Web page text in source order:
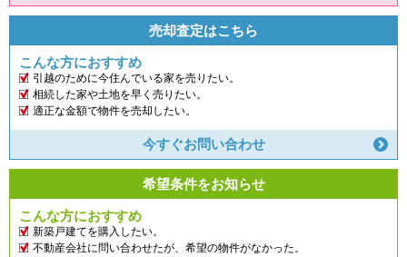
売却査定はこちら
こんな方におすすめ
引越のために今住んでいる家を売りたい。
相続した家や土地を早く売りたい。
適正な金額で物件を売却したい。
今すぐお問い合わせ
希望条件をお知らせ
こんな方におすすめ
新築戸建てを購入したい。
不動産会社に問い合わせたが、希望の物件がなかった。